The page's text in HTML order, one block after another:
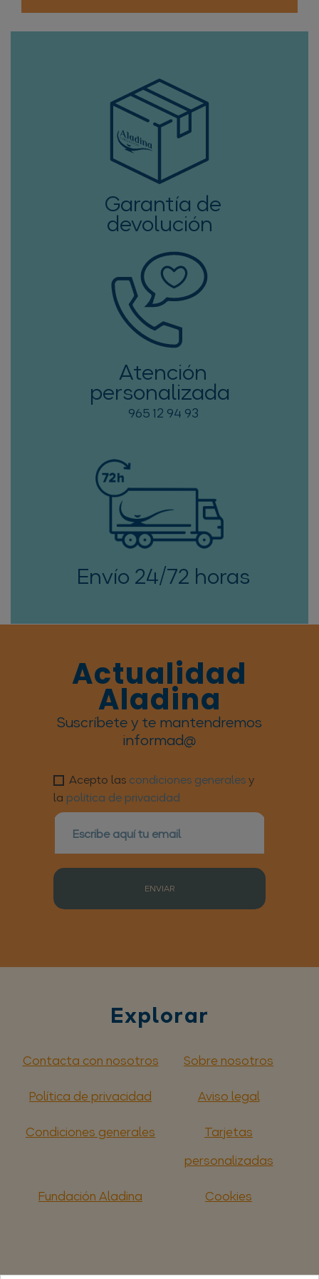
Garantía de
devolución
Atención
personalizada
965 12 94 93
Envío 24/72 horas
Actualidad
Aladina
Suscríbete y te mantendremos
informad@
Acepto lascondiciones generalesy
la política de privacidad
ENVIAR
Explorar
Contacta con nosotros
Sobre nosotros
Política de privacidad
Aviso legal
Condiciones generales
Tarjetas
personalizadas
Fundación Aladina
Cookies